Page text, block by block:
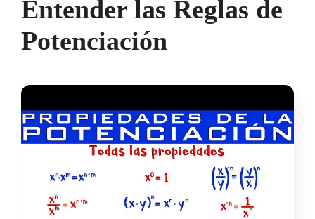
Entender las Reglas de
Potenciación